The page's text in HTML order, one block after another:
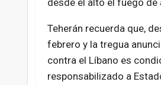
desde el alto el fuego de
Teherán recuerda que,
febrero y la tregua
contra el Líbano es
responsabilizado a